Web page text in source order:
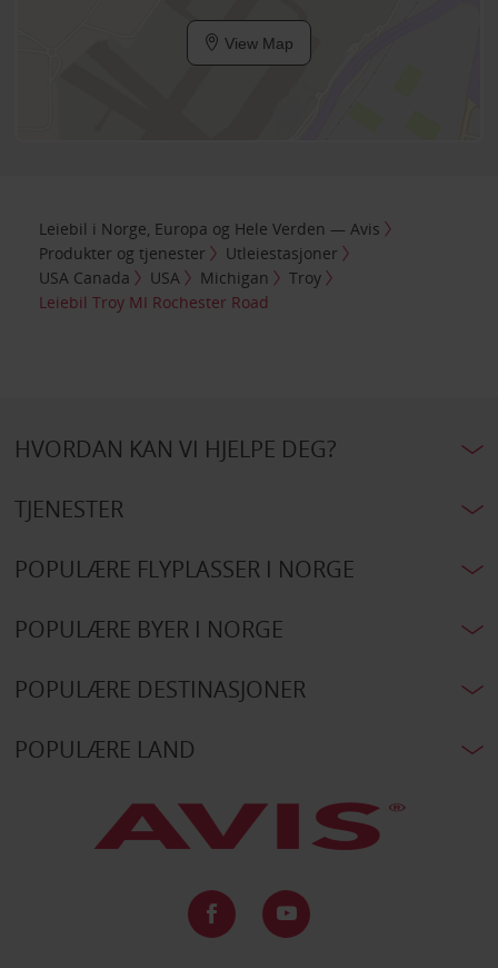
View Map
Leiebil i Norge, Europa og Hele Verden — Avis
Produkter og tjenester
Utleiestasjoner
USA Canada
USA Michigan
Troy
Leiebil Troy MI Rochester Road
HVORDAN KAN VI HJELPE DEG?
TJENESTER
POPULÆRE FLYPLASSER I NORGE
POPULÆRE BYER I NORGE
POPULÆRE DESTINASJONER
POPULÆRE LAND